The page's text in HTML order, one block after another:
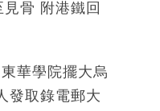
骨 附港鐵回
華學院擺大烏
發取錄電郵大